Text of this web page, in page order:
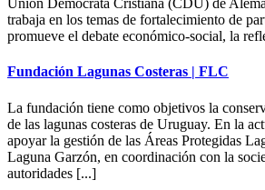
Unión Demócrata Cristiana (CDU) de
trabaja en los temas de fortalecimiento de
promueve el debate económico-social, la
Fundación Lagunas Costeras | FLC
La fundación tiene como objetivos la
de las lagunas costeras de Uruguay. En la
apoyar la gestión de las Áreas Protegidas
Laguna Garzón, en coordinación con la
autoridades [...]